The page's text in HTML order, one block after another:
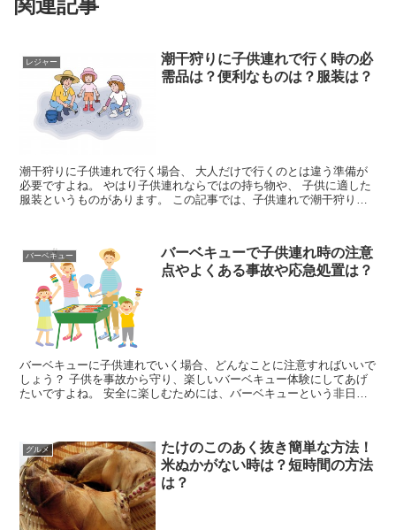
関連記事
レジャー
潮干狩りに子供連れで行く時の必
需品は？便利なものは？服装は？
潮干狩りに子供連れで行く場合、 大人だけで行くのとは違う準備が
必要ですよね。 やはり子供連れならではの持ち物や、 子供に適した
服装というものがあります。 この記事では、子供連れで潮干狩りに
バーベキュー
バーベキューで子供連れ時の注意
点やよくある事故や応急処置は？
バーベキューに子供連れでいく場合、どんなことに注意すればいいで
しょう？ 子供を事故から守り、楽しいバーベキュー体験にしてあげ
たいですよね。 安全に楽しむためには、バーベキューという非日常
グルメ
たけのこのあく抜き簡単な方法！
米ぬかがない時は？短時間の方法
は？